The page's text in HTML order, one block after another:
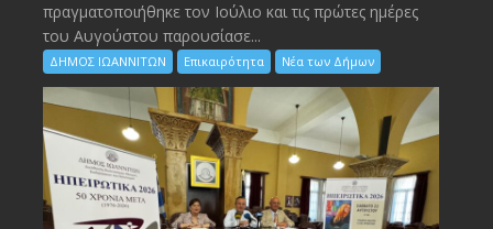
πραγματοποιήθηκε τον Ιούλιο και τις πρώτες ημέρες
του Αυγούστου παρουσίασε...
ΔΗΜΟΣ ΙΩΑΝΝΙΤΩΝ Επικαιρότητα Νέα των Δήμων